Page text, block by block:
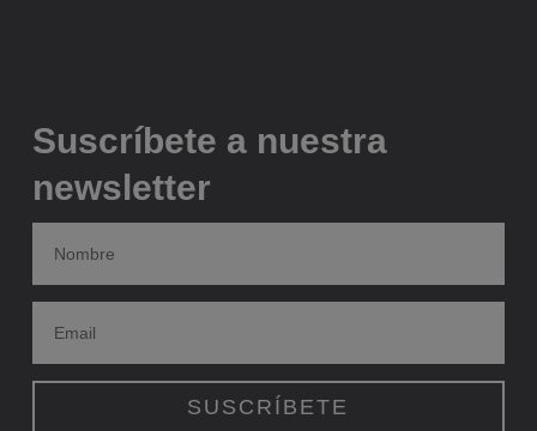
Suscríbete a nuestra
newsletter